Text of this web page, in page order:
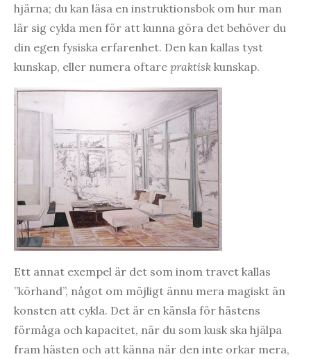
hjärna; du kan läsa en instruktionsbok om hur man
lär sig cykla men för att kunna göra det behöver du
din egen fysiska erfarenhet. Den kan kallas tyst
kunskap, eller numera oftare praktisk kunskap.
Ett annat exempel är det som inom travet kallas
”körhand”, något om möjligt ännu mera magiskt än
konsten att cykla. Det är en känsla för hästens
förmåga och kapacitet, när du som kusk ska hjälpa
fram hästen och att känna när den inte orkar mera,